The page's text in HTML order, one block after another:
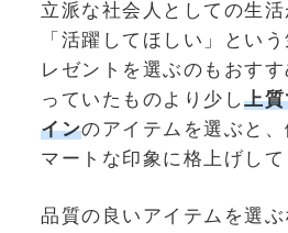
立派な社会人としての生活
「活躍してほしい」とい
レゼントを選ぶのもおす
っていたものより少し上
インのアイテムを選ぶと
マートな印象に格上げして
品質の良いアイテムを選